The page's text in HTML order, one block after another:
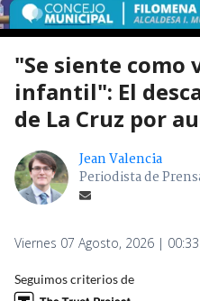
"Se siente como
infantil": El
de La Cruz por
Jean Valencia
Periodista de
Viernes 07 Agosto, 2026 | 00:33
Seguimos criterios de